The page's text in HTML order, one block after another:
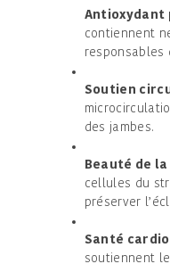
Antioxydant
contiennent
responsables
Soutien
des jambes.
Beauté de la
cellules du
préserver
Santé
soutiennent